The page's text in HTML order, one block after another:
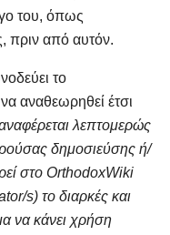
του, όπως
πριν από αυτόν.
το
αναθεωρηθεί έτσι
λεπτομερώς
δημοσιεύσης ή/
στο OrthodoxWiki
s) το διαρκές και
να κάνει χρήση